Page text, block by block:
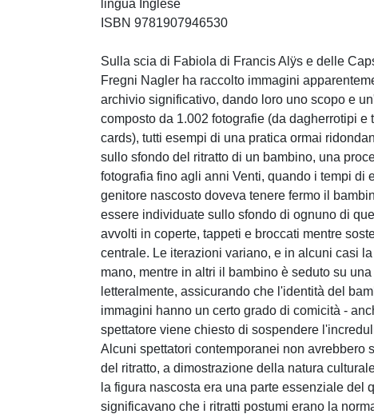
lingua Inglese
ISBN 9781907946530
Sulla scia di Fabiola di Francis Alÿs e delle
Fregni Nagler ha raccolto immagini
archivio significativo, dando loro uno scopo e
composto da 1.002 fotografie (da dagherrotipi
cards), tutti esempi di una pratica ormai
sullo sfondo del ritratto di un bambino, una
fotografia fino agli anni Venti, quando i tempi di
genitore nascosto doveva tenere fermo il
essere individuate sullo sfondo di ognuno di
avvolti in coperte, tappeti e broccati mentre
centrale. Le iterazioni variano, e in alcuni casi
mano, mentre in altri il bambino è seduto su
letteralmente, assicurando che l'identità del
immagini hanno un certo grado di comicità -
spettatore viene chiesto di sospendere
Alcuni spettatori contemporanei non avrebbero
del ritratto, a dimostrazione della natura
la figura nascosta era una parte essenziale del
significavano che i ritratti postumi erano la